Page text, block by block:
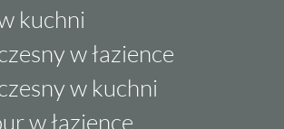
kuchni
w łazience
w kuchni
w łazience